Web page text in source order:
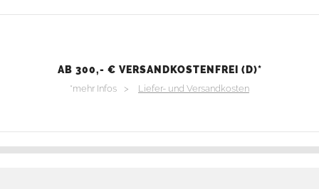
AB 300,- € VERSANDKOSTENFREI (D)*
*mehr Infos > Liefer- und Versandkosten